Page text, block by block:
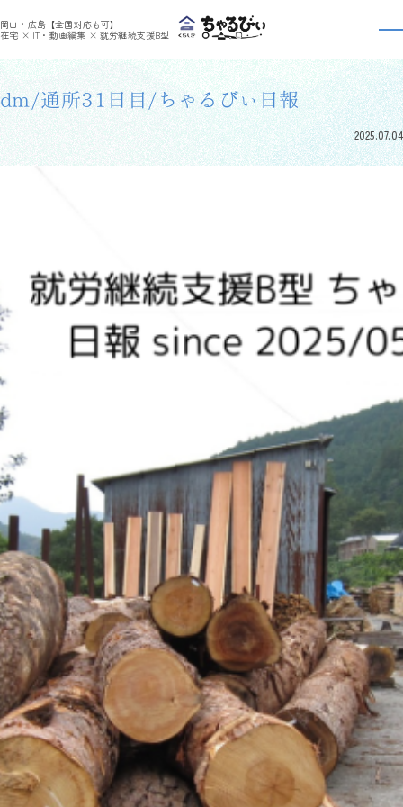
岡山・広島【全国対応も可】
在宅 × IT・動画編集 × 就労継続支援B型
利用者さんの日報 >
利用者さんの日報
dm/通所31日目/ちゃるびぃ日報
2025.07.04